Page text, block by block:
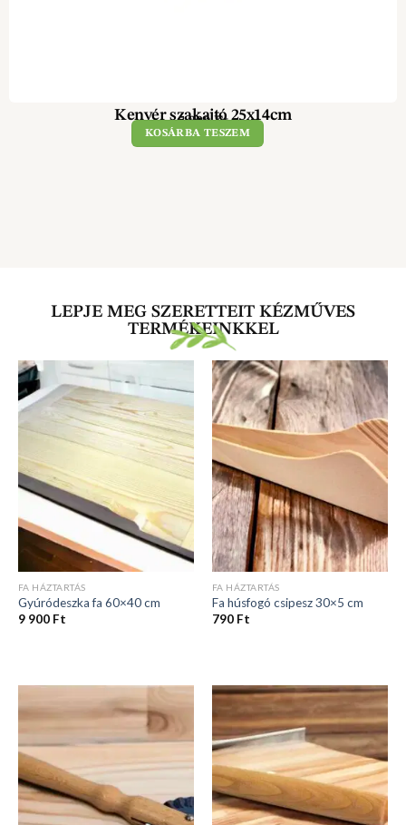
Kenyér szakajtó 25x14cm
5 900Ft
KOSÁRBA TESZEM
LEPJE MEG SZERETTEIT KÉZMŰVES
TERMÉKEINKKEL
FA HÁZTARTÁS
Gyúródeszka fa 60×40 cm
9 900 Ft
FA HÁZTARTÁS
Fa húsfogó csipesz 30×5 cm
790 Ft